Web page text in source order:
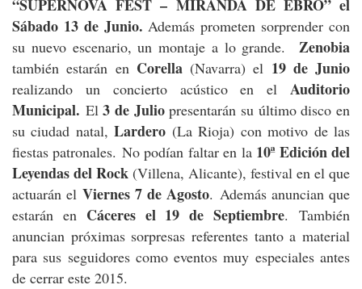
“SUPERNOVA FEST – MIRANDA DE EBRO” el
Sábado 13 de Junio. Además prometen sorprender con
su nuevo escenario, un montaje a lo grande. Zenobia
también estarán en Corella(Navarra) el 19 de Junio
realizando un concierto acústico en el Auditorio
Municipal. El3 de Juliopresentarán su último disco en
su ciudad natal,Lardero (La Rioja) con motivo de las
fiestas patronales. No podían faltar en la 10ª Edición del
Leyendas del Rock (Villena, Alicante), festival en el que
actuarán el Viernes 7 de Agosto. Además anuncian que
estarán en Cáceres el 19 de Septiembre. También
anuncian próximas sorpresas referentes tanto a material
para sus seguidores como eventos muy especiales antes
de cerrar este 2015.